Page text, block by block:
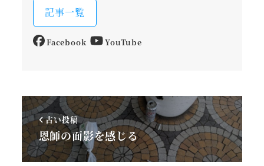
記事一覧
Facebook YouTube
古い投稿
恩師の面影を感じる